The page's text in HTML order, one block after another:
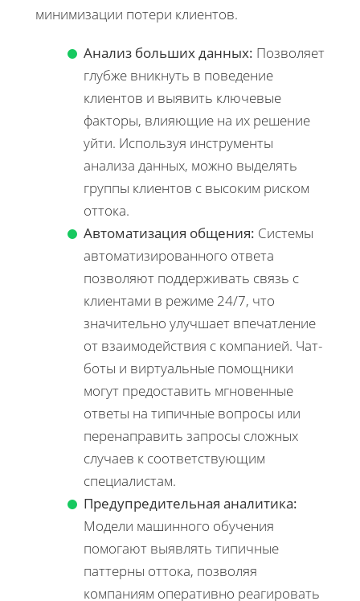
минимизации потери клиентов.
Анализ больших данных: Позволяет
глубже вникнуть в поведение
клиентов и выявить ключевые
факторы, влияющие на их решение
уйти. Используя инструменты
анализа данных, можно выделять
группы клиентов с высоким риском
оттока.
Автоматизация общения: Системы
автоматизированного ответа
позволяют поддерживать связь с
клиентами в режиме 24/7, что
значительно улучшает впечатление
от взаимодействия с компанией. Чат-
боты и виртуальные помощники
могут предоставить мгновенные
ответы на типичные вопросы или
перенаправить запросы сложных
случаев к соответствующим
специалистам.
Предупредительная аналитика:
Модели машинного обучения
помогают выявлять типичные
паттерны оттока, позволяя
компаниям оперативно реагировать